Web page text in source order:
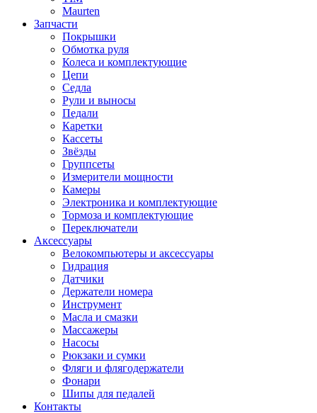
Maurten
Запчасти
Покрышки
Обмотка руля
Колеса и комплектующие
Цепи
Седла
Рули и выносы
Педали
Каретки
Кассеты
Звёзды
Группсеты
Измерители мощности
Камеры
Электроника и комплектующие
Тормоза и комплектующие
Переключатели
Аксессуары
Велокомпьютеры и аксессуары
Гидрация
Датчики
Держатели номера
Инструмент
Масла и смазки
Массажеры
Насосы
Рюкзаки и сумки
Фляги и флягодержатели
Фонари
Шипы для педалей
Контакты